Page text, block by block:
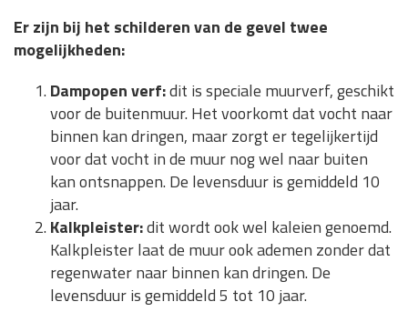
Er zijn bij het schilderen van de gevel twee
mogelijkheden:
Dampopen verf:dit is speciale muurverf, geschikt
voor de buitenmuur. Het voorkomt dat vocht naar
binnen kan dringen, maar zorgt er tegelijkertijd
voor dat vocht in de muur nog wel naar buiten
kan ontsnappen. De levensduur is gemiddeld 10
jaar.
Kalkpleister:dit wordt ook wel kaleien genoemd.
Kalkpleister laat de muur ook ademen zonder dat
regenwater naar binnen kan dringen. De
levensduur is gemiddeld 5 tot 10 jaar.